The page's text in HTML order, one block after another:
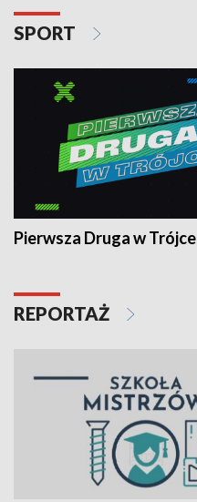
SPORT
Pierwsza Druga w Trójce
REPORTAŻ